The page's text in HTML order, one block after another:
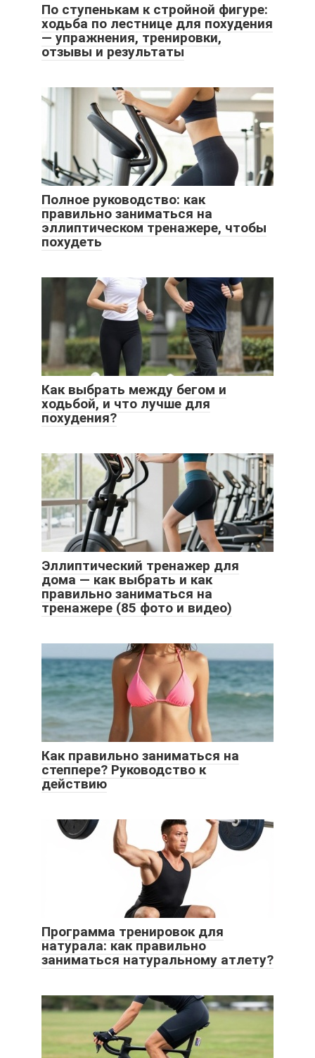
По ступенькам к стройной фигуре:
ходьба по лестнице для похудения
— упражнения, тренировки,
отзывы и результаты
Полное руководство: как
правильно заниматься на
эллиптическом тренажере, чтобы
похудеть
Как выбрать между бегом и
ходьбой, и что лучше для
похудения?
Эллиптический тренажер для
дома — как выбрать и как
правильно заниматься на
тренажере (85 фото и видео)
Как правильно заниматься на
степпере? Руководство к
действию
Программа тренировок для
натурала: как правильно
заниматься натуральному атлету?